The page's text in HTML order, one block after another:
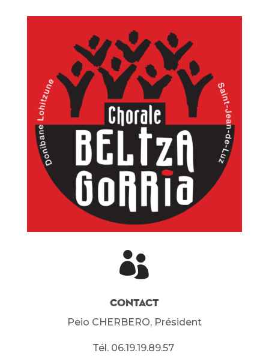

Contact
Peio CHERBERO, Président
Tél. 06.19.19.89.57